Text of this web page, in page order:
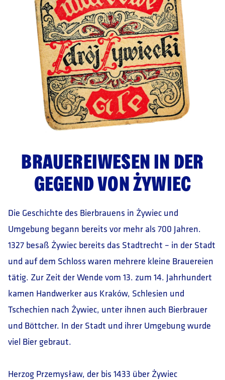
BRAUEREIWESEN IN DER
GEGEND VON ŻYWIEC
Die Geschichte des Bierbrauens in Żywiec und
Umgebung begann bereits vor mehr als 700 Jahren.
1327 besaß Żywiec bereits das Stadtrecht – in der Stadt
und auf dem Schloss waren mehrere kleine Brauereien
tätig. Zur Zeit der Wende vom 13. zum 14. Jahrhundert
kamen Handwerker aus Kraków, Schlesien und
Tschechien nach Żywiec, unter ihnen auch Bierbrauer
und Böttcher. In der Stadt und ihrer Umgebung wurde
viel Bier gebraut.
Herzog Przemysław, der bis 1433 über Żywiec